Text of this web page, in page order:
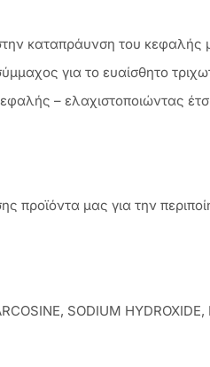
καταπράυνση του
για το ευαίσθητο
– ελαχιστοποιώντας
προϊόντα μας για την
SODIUM